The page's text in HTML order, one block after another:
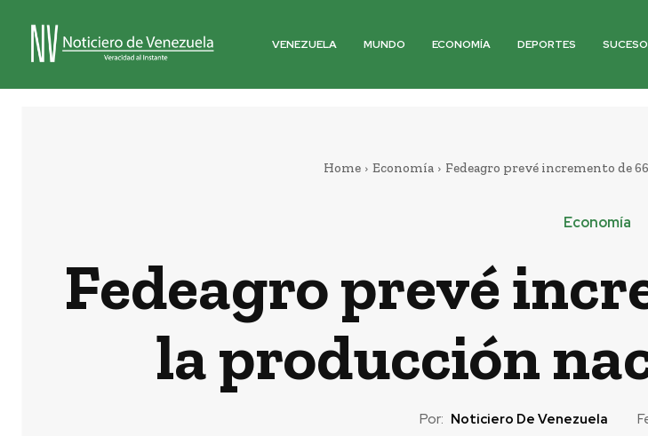
VENEZUELA MUNDO ECONOMÍA DEPORTES
Home Economía Fedeagro prevé incremento de
Economía
Fedeagro prevé
la producción
Por: Noticiero De Venezuela